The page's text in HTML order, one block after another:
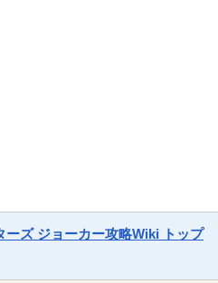
ーズ ジョーカー攻略Wiki トップ